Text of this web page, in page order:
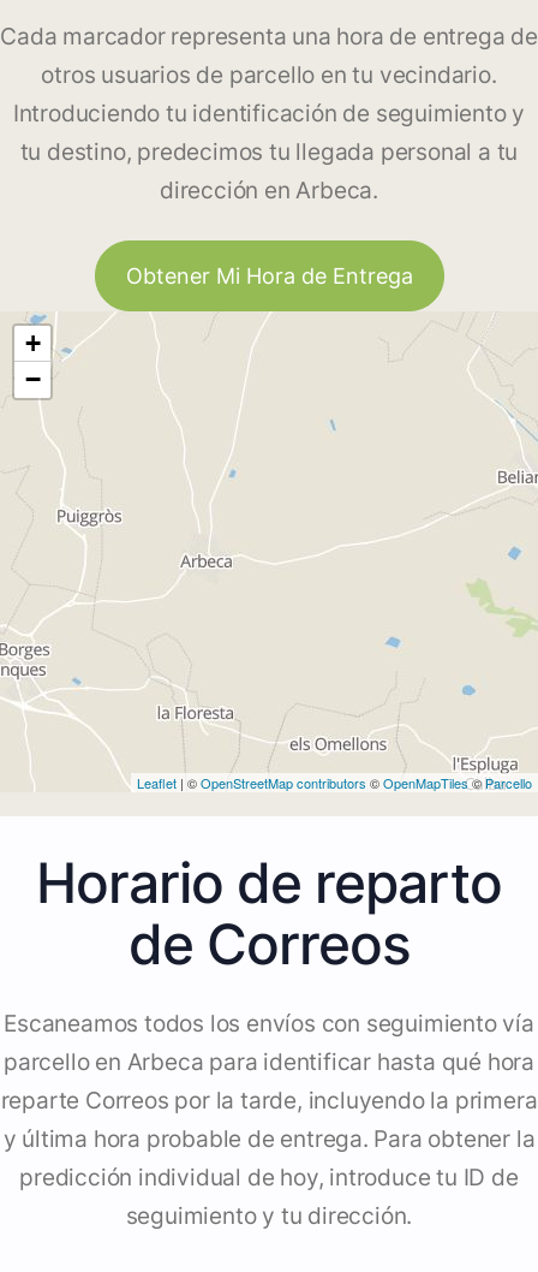
Cada marcador representa una hora de entrega de
otros usuarios de parcello en tu vecindario.
Introduciendo tu identificación de seguimiento y
tu destino, predecimos tu llegada personal a tu
dirección en Arbeca.
Obtener Mi Hora de Entrega
+
−
Leaflet | ©OpenStreetMap contributors ©OpenMapTiles©Parcello
Horario de reparto
de Correos
Escaneamos todos los envíos con seguimiento vía
parcello en Arbeca para identificar hasta qué hora
reparte Correos por la tarde, incluyendo la primera
y última hora probable de entrega. Para obtener la
predicción individual de hoy, introduce tu ID de
seguimiento y tu dirección.